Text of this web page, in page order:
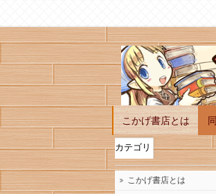
こかげ書店とは
カテゴリ
こかげ書店とは